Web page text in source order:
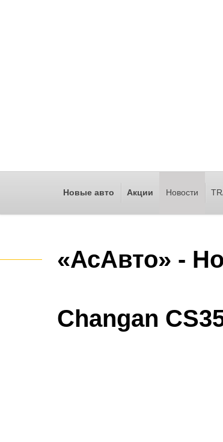
Новые авто Акции Новости
«АсАвто» -
Changan